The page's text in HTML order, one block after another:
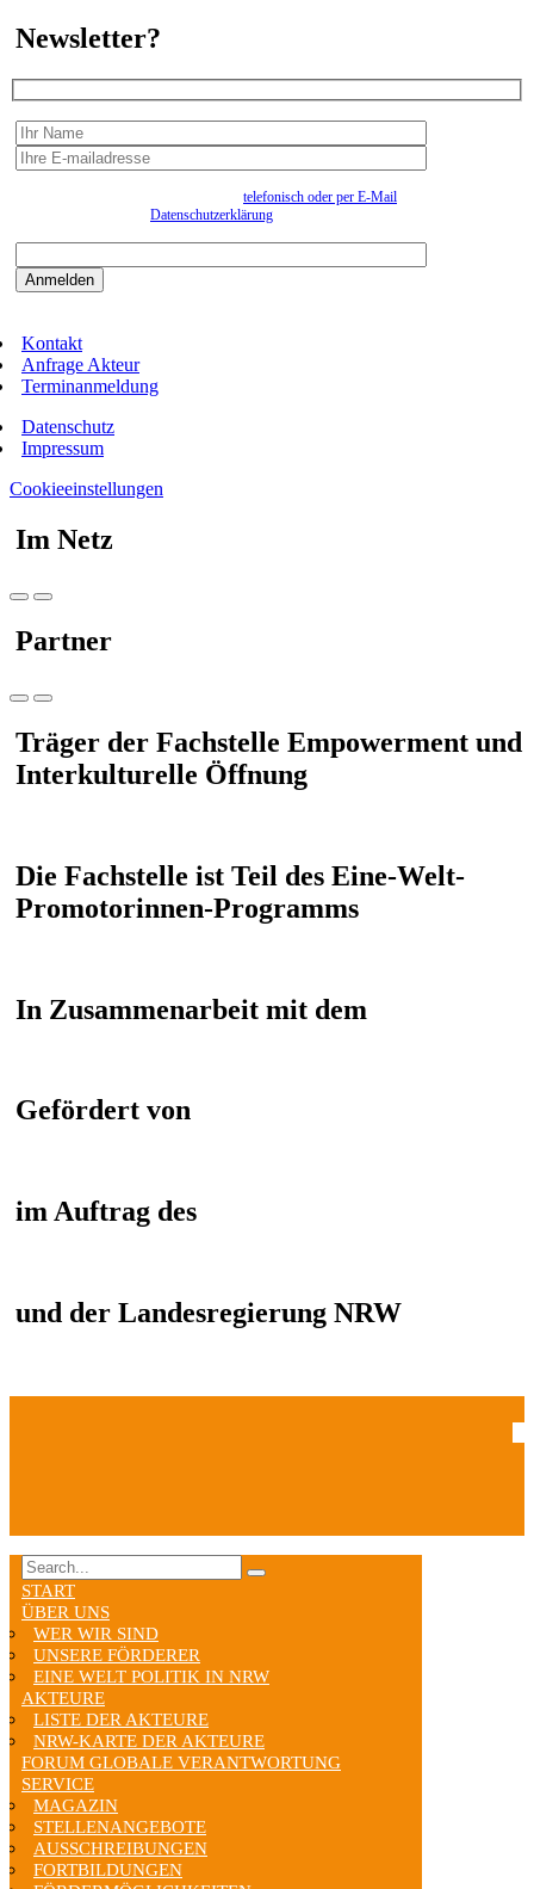
Newsletter?
telefonisch oder per E-Mail
Datenschutzerklärung
Kontakt
Anfrage Akteur
Terminanmeldung
Datenschutz
Impressum
Cookieeinstellungen
Im Netz
Partner
Träger der Fachstelle Empowerment und
Interkulturelle Öffnung
Die Fachstelle ist Teil des Eine-Welt-
Promotorinnen-Programms
In Zusammenarbeit mit dem
Gefördert von
im Auftrag des
und der Landesregierung NRW
START
ÜBER UNS
WER WIR SIND
UNSERE FÖRDERER
EINE WELT POLITIK IN NRW
AKTEURE
LISTE DER AKTEURE
NRW-KARTE DER AKTEURE
FORUM GLOBALE VERANTWORTUNG
SERVICE
MAGAZIN
STELLENANGEBOTE
AUSSCHREIBUNGEN
FORTBILDUNGEN